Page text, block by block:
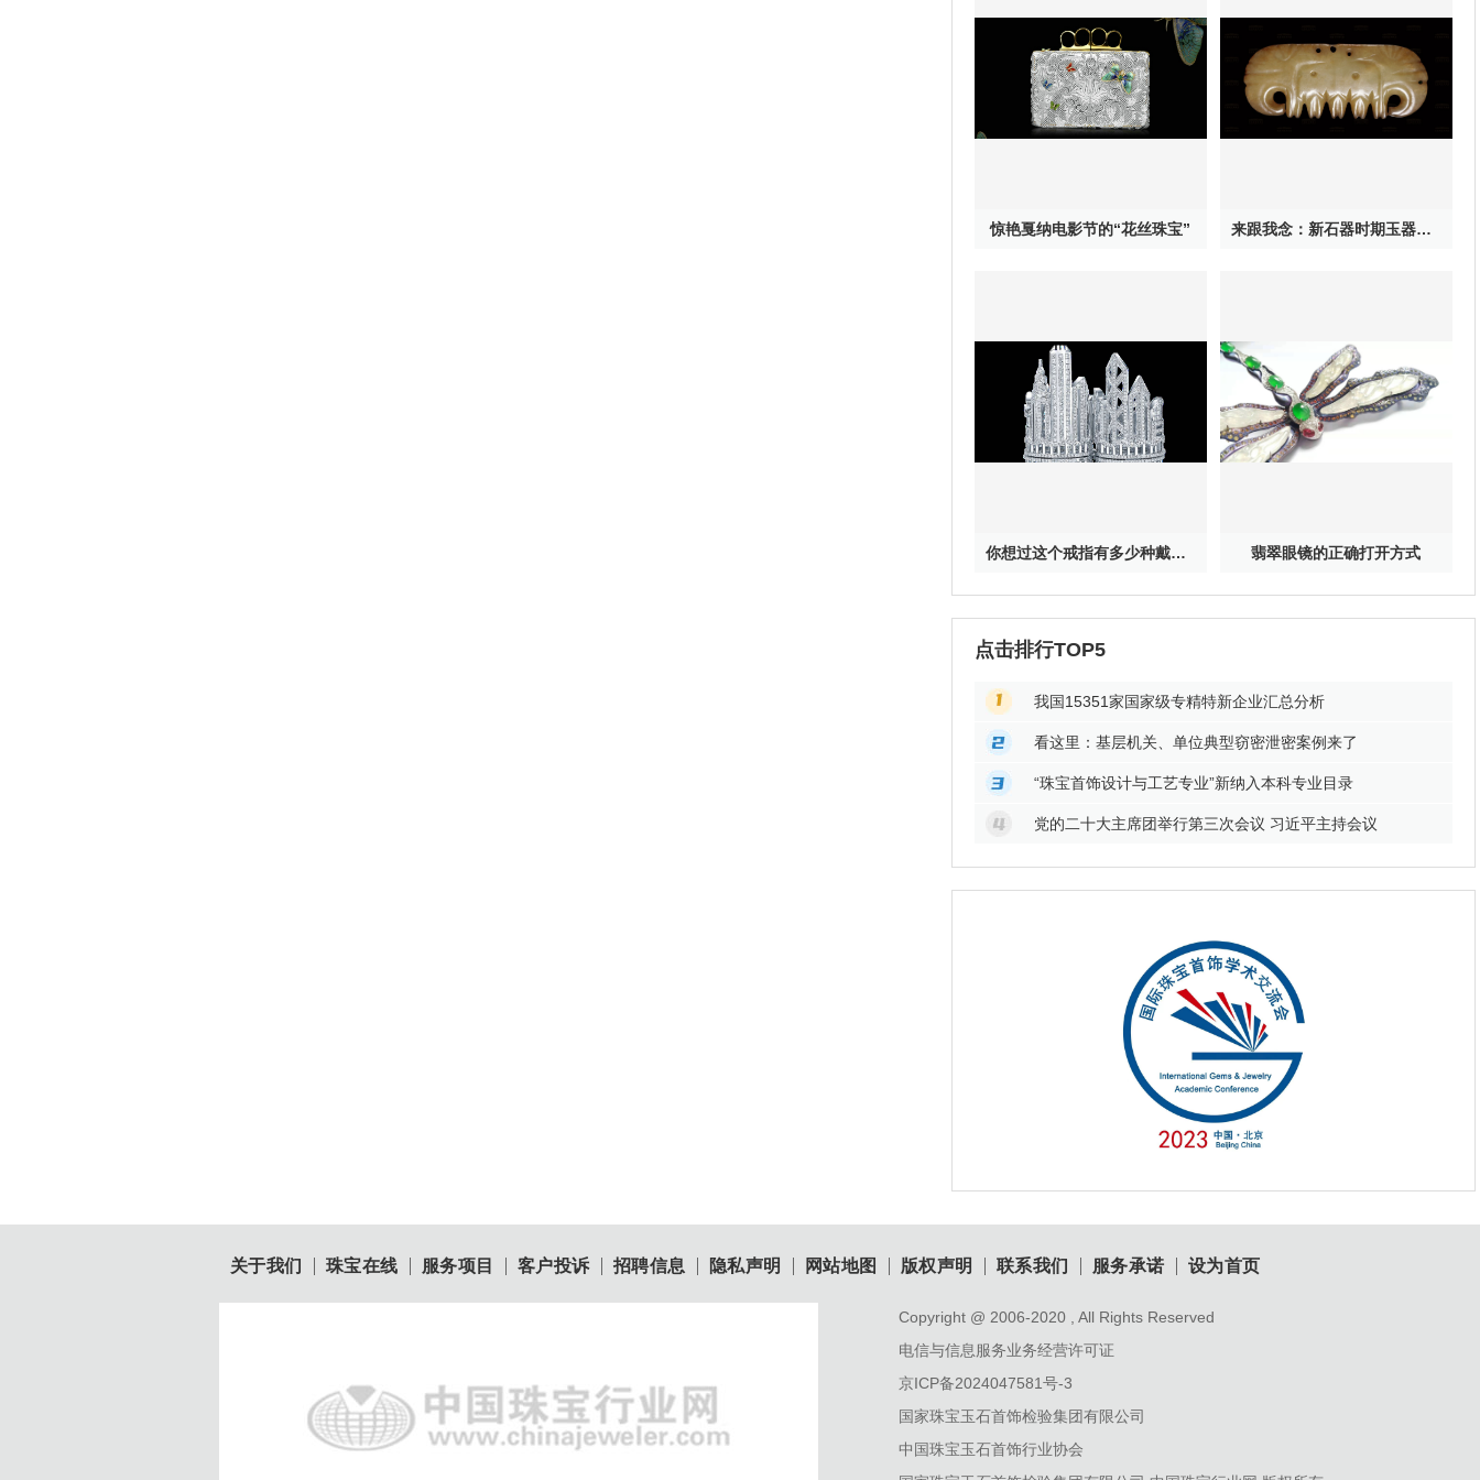
惊艳戛纳电影节的“花丝珠宝” 来跟我念：新石器时期玉器其实特神奇
你想过这个戒指有多少种戴法吗？ 翡翠眼镜的正确打开方式
点击排行TOP5
我国15351家国家级专精特新企业汇总分析
看这里：基层机关、单位典型窃密泄密案例来了
“珠宝首饰设计与工艺专业”新纳入本科专业目录
党的二十大主席团举行第三次会议 习近平主持会议
关于我们 珠宝在线 服务项目 客户投诉 招聘信息 隐私声明 网站地图 版权声明 联系我们 服务承诺 设为首页
Copyright @ 2006-2020 , All Rights Reserved
电信与信息服务业务经营许可证
京ICP备2024047581号-3
国家珠宝玉石首饰检验集团有限公司
中国珠宝玉石首饰行业协会